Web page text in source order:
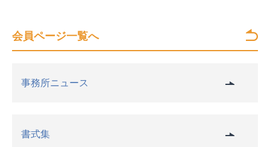
会員ページ一覧へ
事務所ニュース
書式集